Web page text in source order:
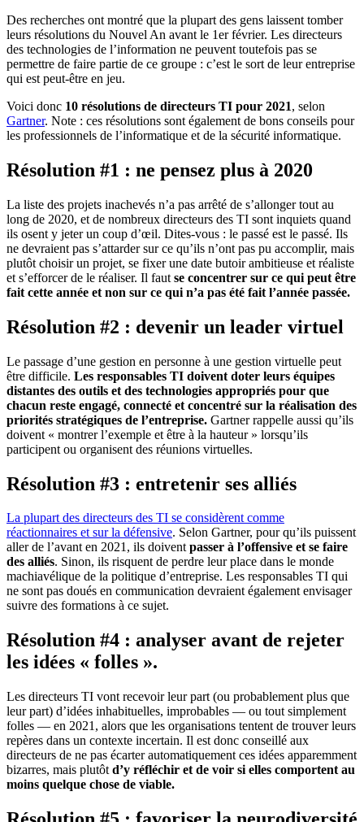
Des recherches ont montré que la plupart des gens laissent tomber
leurs résolutions du Nouvel An avant le 1er février. Les directeurs
des technologies de l’information ne peuvent toutefois pas se
permettre de faire partie de ce groupe : c’est le sort de leur entreprise
qui est peut-être en jeu.
Voici donc 10 résolutions de directeurs TI pour 2021, selon
Gartner. Note : ces résolutions sont également de bons conseils pour
les professionnels de l’informatique et de la sécurité informatique.
Résolution #1 : ne pensez plus à 2020
La liste des projets inachevés n’a pas arrêté de s’allonger tout au
long de 2020, et de nombreux directeurs des TI sont inquiets quand
ils osent y jeter un coup d’œil. Dites-vous : le passé est le passé. Ils
ne devraient pas s’attarder sur ce qu’ils n’ont pas pu accomplir, mais
plutôt choisir un projet, se fixer une date butoir ambitieuse et réaliste
et s’efforcer de le réaliser. Il faut se concentrer sur ce qui peut être
fait cette année et non sur ce qui n’a pas été fait l’année passée.
Résolution #2 : devenir un leader virtuel
Le passage d’une gestion en personne à une gestion virtuelle peut
être difficile. Les responsables TI doivent doter leurs équipes
distantes des outils et des technologies appropriés pour que
chacun reste engagé, connecté et concentré sur la réalisation des
priorités stratégiques de l’entreprise. Gartner rappelle aussi qu’ils
doivent « montrer l’exemple et être à la hauteur » lorsqu’ils
participent ou organisent des réunions virtuelles.
Résolution #3 : entretenir ses alliés
La plupart des directeurs des TI se considèrent comme
réactionnaires et sur la défensive. Selon Gartner, pour qu’ils puissent
aller de l’avant en 2021, ils doiventpasser à l’offensive et se faire
des alliés. Sinon, ils risquent de perdre leur place dans le monde
machiavélique de la politique d’entreprise. Les responsables TI qui
ne sont pas doués en communication devraient également envisager
suivre des formations à ce sujet.
Résolution #4 : analyser avant de rejeter
les idées « folles ».
Les directeurs TI vont recevoir leur part (ou probablement plus que
leur part) d’idées inhabituelles, improbables — ou tout simplement
folles — en 2021, alors que les organisations tentent de trouver leurs
repères dans un contexte incertain. Il est donc conseillé aux
directeurs de ne pas écarter automatiquement ces idées apparemment
bizarres, mais plutôt d’y réfléchir et de voir si elles comportent au
moins quelque chose de viable.